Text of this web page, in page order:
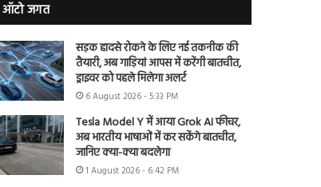
ऑटो जगत
सड़क हादसे रोकने के लिए नई तकनीक की
तैयारी, अब गाड़ियां आपस में करेंगी बातचीत,
ड्राइवर को पहले मिलेगा अलर्ट
6 August 2026 - 5:33 PM
Tesla Model Y में आया Grok AI फीचर,
अब भारतीय भाषाओं में कर सकेंगे बातचीत,
जानिए क्या-क्या बदलेगा
1 August 2026 - 6:42 PM